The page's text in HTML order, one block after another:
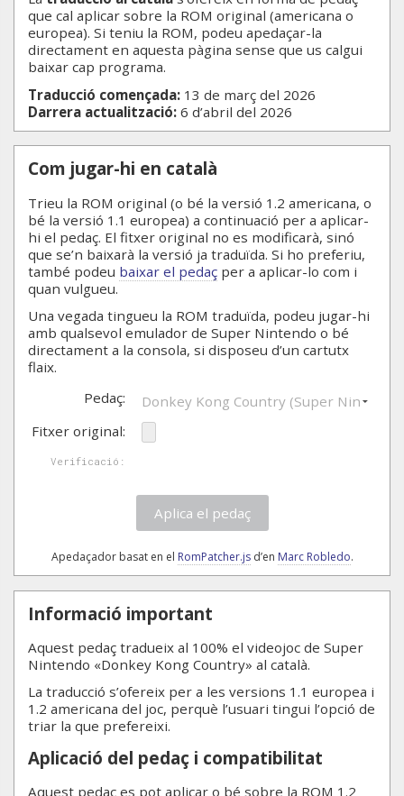
que cal aplicar sobre la ROM original (americana o
europea). Si teniu la ROM, podeu apedaçar-la
directament en aquesta pàgina sense que us calgui
baixar cap programa.
Traducció començada: 13 de març del 2026
Darrera actualització: 6 d’abril del 2026
Com jugar-hi en català
Trieu la ROM original (o bé la versió 1.2 americana, o
bé la versió 1.1 europea) a continuació per a aplicar-
hi el pedaç. El fitxer original no es modificarà, sinó
que se’n baixarà la versió ja traduïda. Si ho preferiu,
també podeu baixar el pedaç per a aplicar-lo com i
quan vulgueu.
Una vegada tingueu la ROM traduïda, podeu jugar-hi
amb qualsevol emulador de Super Nintendo o bé
directament a la consola, si disposeu d’un cartutx
flaix.
Pedaç:
Fitxer original:
Verificació:
Aplica el pedaç
Apedaçador basat en el RomPatcher.jsd’en Marc Robledo.
Informació important
Aquest pedaç tradueix al 100% el videojoc de Super
Nintendo «Donkey Kong Country» al català.
La traducció s’ofereix per a les versions 1.1 europea i
1.2 americana del joc, perquè l’usuari tingui l’opció de
triar la que prefereixi.
Aplicació del pedaç i compatibilitat
Aquest pedaç es pot aplicar o bé sobre la ROM 1.2